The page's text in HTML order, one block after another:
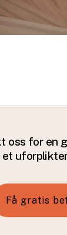
oss for en
Få gratis be